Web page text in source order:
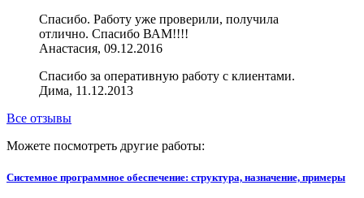
Спасибо. Работу уже проверили, получила
отлично. Спасибо ВАМ!!!!
Анастасия, 09.12.2016
Спасибо за оперативную работу с клиентами.
Дима, 11.12.2013
Все отзывы
Можете посмотреть другие работы:
Системное программное обеспечение: структура, назначение, примеры